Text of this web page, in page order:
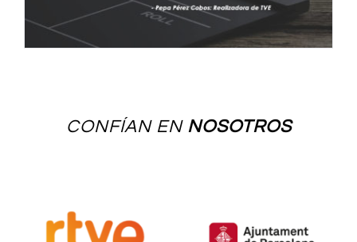
CONFÍAN EN NOSOTROS